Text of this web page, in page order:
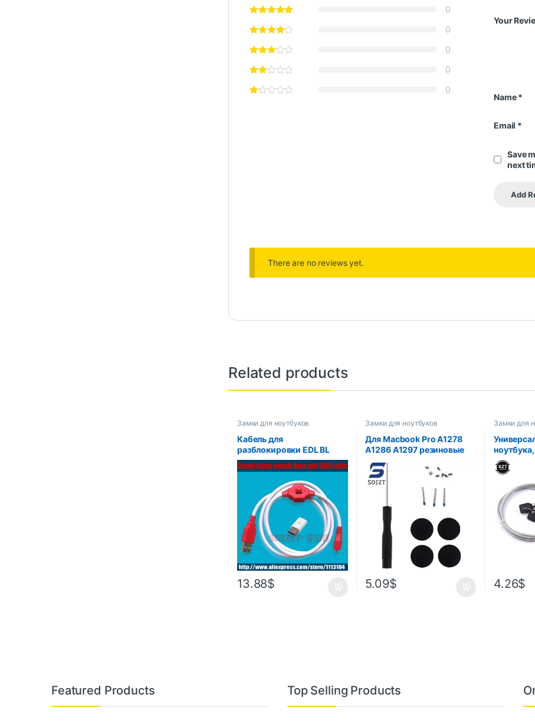
0
0
0
0
0
Your
Name*
Email *
Save
next
There are no reviews yet.
Related products
Замки для ноутбуков
Кабель для
разблокировки EDL BL
9008. Поддерживает все
замки BL. Инженерия с
бесплатным адаптером.
13.88$
Замки для ноутбуков
Для Macbook Pro A1278
A1286 A1297 резиновые
ножки с винтовой
отверткой
5.09$
Замки для
цепочка
ключом,
замок
4.26$
Featured Products Top Selling Products